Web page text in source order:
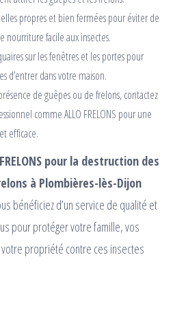
propres et bien fermées pour éviter de
nourriture facile aux insectes.
sur les fenêtres et les portes pour
d’entrer dans votre maison.
de guêpes ou de frelons, contactez
comme ALLO FRELONS pour une
efficace.
pour la destruction des
à Plombières-lès-Dijon
bénéficiez d’un service de qualité et
pour protéger votre famille, vos
propriété contre ces insectes